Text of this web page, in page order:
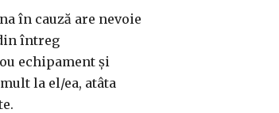
în cauză are nevoie
întreg
echipament și
la el/ea, atâta